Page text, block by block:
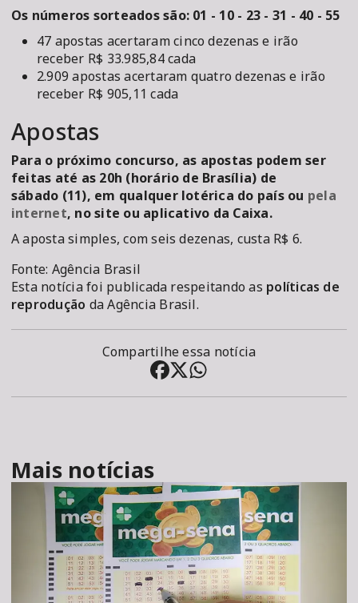
Os números sorteados são: 01 - 10 - 23 - 31 - 40 - 55
47 apostas acertaram cinco dezenas e irão
receber R$ 33.985,84 cada
2.909 apostas acertaram quatro dezenas e irão
receber R$ 905,11 cada
Apostas
Para o próximo concurso, as apostas podem ser
feitas até as 20h (horário de Brasília) de
sábado (11), em qualquer lotérica do país ou pela
internet, no site ou aplicativo da Caixa.
A aposta simples, com seis dezenas, custa R$ 6.
Fonte: Agência Brasil
Esta notícia foi publicada respeitando as políticas de
reprodução da Agência Brasil.
Compartilhe essa notícia
Mais notícias